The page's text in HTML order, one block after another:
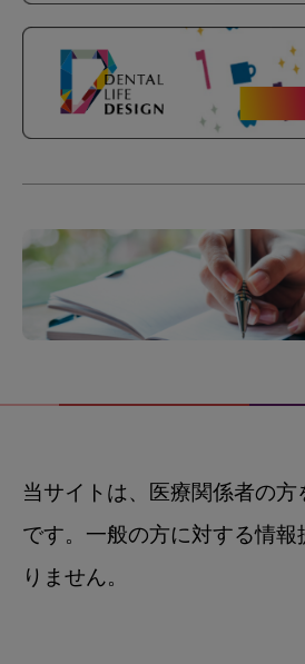
当サイトは、医療関係者の方
です。一般の方に対する情報
りません。